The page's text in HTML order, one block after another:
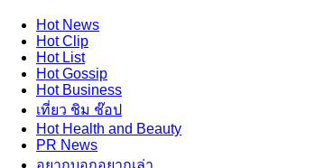
HotNews
HotClip
HotList
HotGossip
HotBusiness
เที่ยว ชิม ช๊อป
HotHealth and Beauty
PR News
อยากบอกอยากเล่า